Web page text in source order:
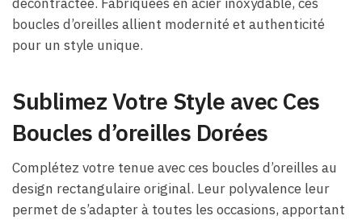
décontractée. Fabriquées en acier inoxydable, ces
boucles d’oreilles allient modernité et authenticité
pour un style unique.
Sublimez Votre Style avec Ces
Boucles d’oreilles Dorées
Complétez votre tenue avec ces boucles d’oreilles au
design rectangulaire original. Leur polyvalence leur
permet de s’adapter à toutes les occasions, apportant